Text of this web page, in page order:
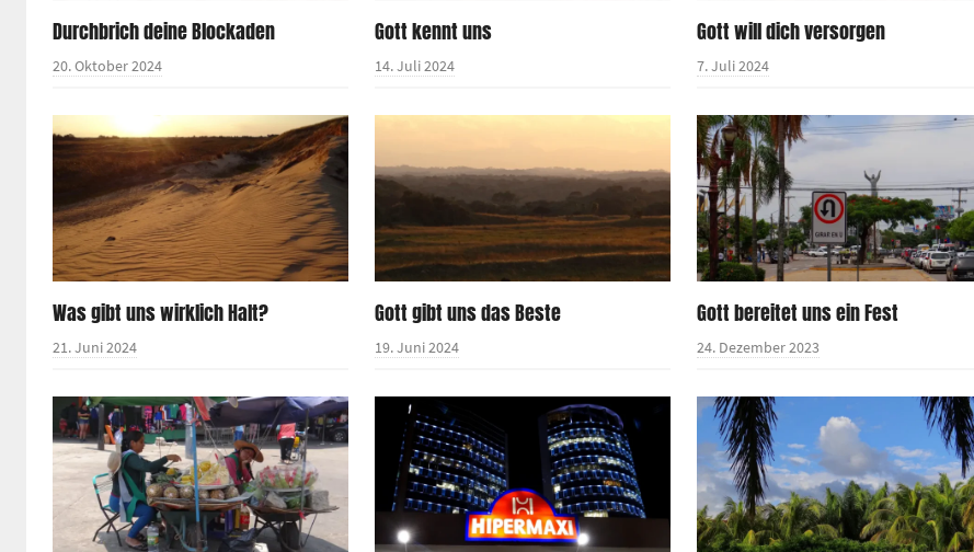
Durchbrich deine Blockaden
20. Oktober 2024
Gott kennt uns
14. Juli 2024
Gott will dich versorgen
7. Juli 2024
Was gibt uns wirklich Halt?
21. Juni 2024
Gott gibt uns das Beste
19. Juni 2024
Gott bereitet uns ein Fest
24. Dezember 2023